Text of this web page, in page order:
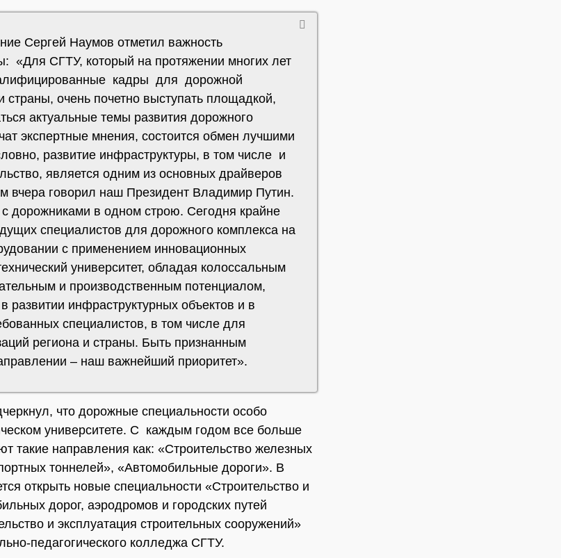
Сергей Наумов отметил важность
«Для СГТУ, который на протяжении многих лет
кадры для дорожной
страны, очень почетно выступать площадкой,
актуальные темы развития дорожного
экспертные мнения, состоится обмен лучшими
развитие инфраструктуры, в том числе и
является одним из основных драйверов
вчера говорил наш Президент Владимир Путин.
с дорожниками в одном строю. Сегодня крайне
специалистов для дорожного комплекса на
с применением инновационных
университет, обладая колоссальным
и производственным потенциалом,
развитии инфраструктурных объектов и в
специалистов, в том числе для
региона и страны. Быть признанным
– наш важнейший приоритет».
что дорожные специальности особо
университете. С каждым годом все больше
такие направления как: «Строительство железных
тоннелей», «Автомобильные дороги». В
открыть новые специальности «Строительство и
дорог, аэродромов и городских путей
и эксплуатация строительных сооружений»
педагогического колледжа СГТУ.